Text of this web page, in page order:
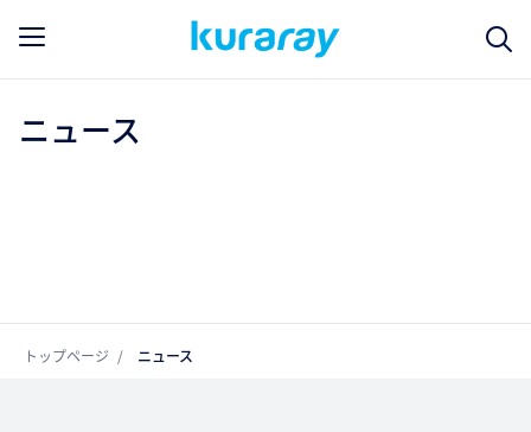
ニュース
トップページ ニュース